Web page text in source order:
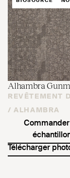
Alhambra
REVÊTEMENT
/ ALHAMBRA
Télécharger